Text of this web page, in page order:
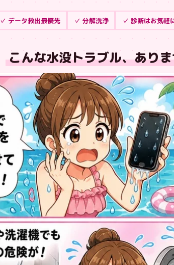
✓ データ救出最優先 ✓ 分解洗浄 ✓ 診断はお気軽
こんな水没トラブル、あり